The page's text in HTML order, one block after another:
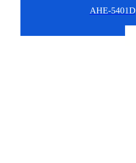
AHE-5401D